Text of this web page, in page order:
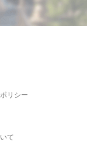
リシー
て